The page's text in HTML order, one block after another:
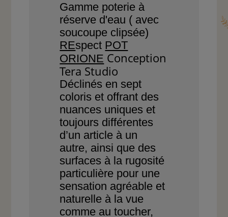
Gamme poterie à
réserve d'eau ( avec
soucoupe clipsée)
REspect POT
ORIONE Conception
Tera Studio
Déclinés en sept
coloris et offrant des
nuances uniques et
toujours différentes
d’un article à un
autre, ainsi que des
surfaces à la rugosité
particulière pour une
sensation agréable et
naturelle à lavue
comme au toucher,